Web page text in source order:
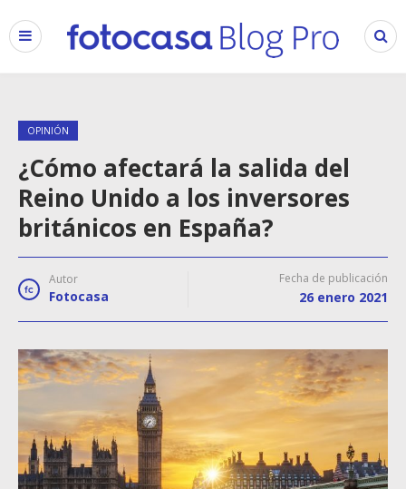
OPINIÓN
¿Cómo afectará la salida del
Reino Unido a los inversores
británicos en España?
Autor
Fotocasa
Fecha de publicación
26 enero 2021